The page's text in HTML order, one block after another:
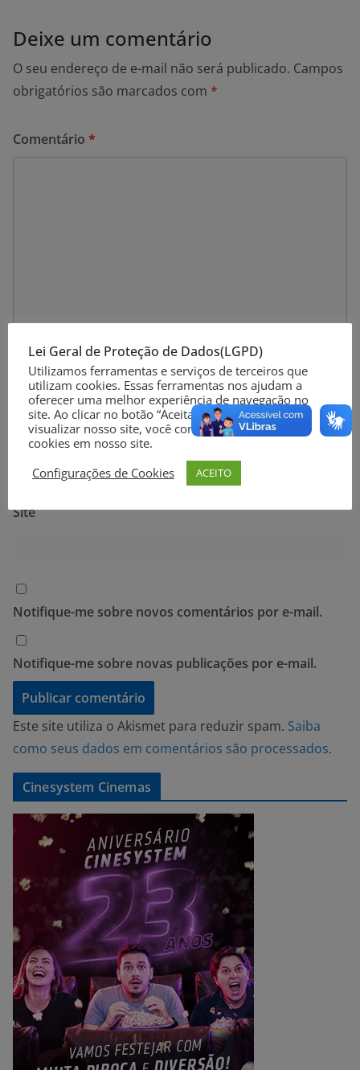
Deixe um comentário
O seu endereço de e-mail não será publicado. Campos
obrigatórios são marcados com *
Comentário *
Nome*
E-mail*
Site
Notifique-me sobre novos comentários por e-mail.
Notifique-me sobre novas publicações por e-mail.
Este site utiliza o Akismet para reduzir spam. Saiba
como seus dados em comentários são processados.
Cinesystem Cinemas
Lei Geral de Proteção de Dados(LGPD)
Utilizamos ferramentas e serviços de terceiros que
utilizam cookies. Essas ferramentas nos ajudam a
oferecer uma melhor experiência de navegação no
site. Ao clicar no botão “Aceitar” ou continuar a
visualizar nosso site, você concorda com o uso de
cookies em nosso site.
Configurações de Cookies
ACEITO